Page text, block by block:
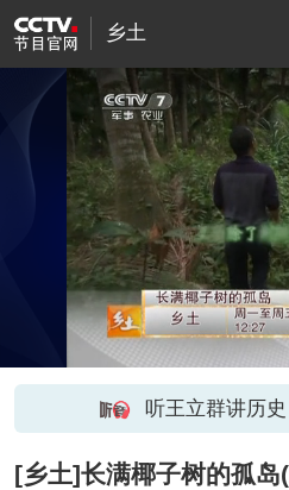
乡土
听王立群讲历
[乡土]长满椰子树的孤岛